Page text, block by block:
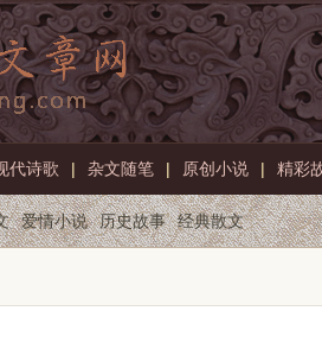
代诗歌 | 杂文随笔 | 原创小说 | 精彩
爱情小说 历史故事 经典散文